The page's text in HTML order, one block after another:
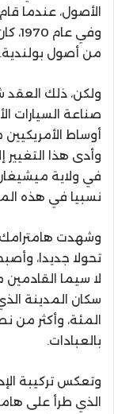
من أصول بولندية.
ولكن، ذلك العقد
صناعة السيارات
أوساط
وأدى هذا
في ولاية
نسبيا في هذه
وشهدت هامترامك
تحولا جديدا،
لا سيما
المئة، وأكثر من
بالعبادات.
وتعكس تركيبة
الذي طرأ على